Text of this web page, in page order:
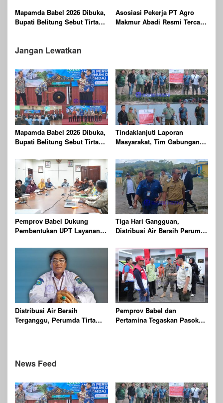
Bernyawa
Mapamda Babel 2026 Dibuka,
Bupati Belitung Sebut Tirta
Asosiasi Pekerja PT Agro
Makmur Abadi Resmi Tercatat
Jangan Lewatkan
Mapamda Babel 2026 Dibuka,
Bupati Belitung Sebut Tirta
Tindaklanjuti Laporan
Masyarakat, Tim Gabungan
Pengawasan Kehutanan
Terpadu di Wilayah KPHP
Gunong Duren
Pemprov Babel Dukung
Pembentukan UPT Layanan
Daerah
Tiga Hari Gangguan,
Distribusi Air Bersih Perumda
Normal
Distribusi Air Bersih
Terganggu, Perumda Tirta
Pemprov Babel dan
Pertamina Tegaskan Pasokan
News Feed